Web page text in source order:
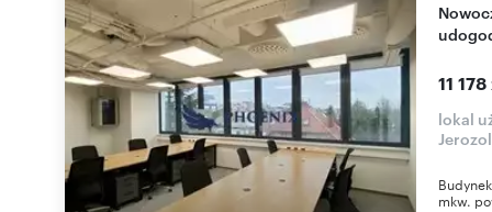
Nowoczesny biurowiec 184 m² z parkingiem i
11
lokal
mkw.